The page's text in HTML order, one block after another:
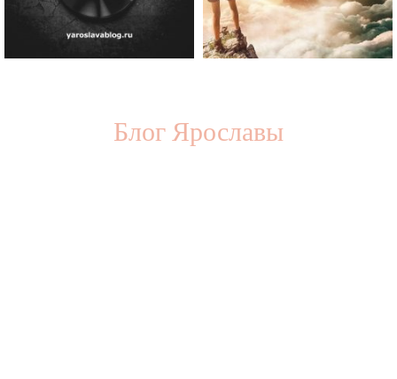
Блог Ярославы